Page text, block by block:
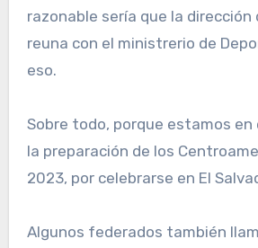
razonable sería que la direc­ción
reuna con el ministrerio de
eso.
Sobre todo, porque esta­mos en
la preparación de los
2023, por ce­lebrarse en El
Algunos federados tam­bién